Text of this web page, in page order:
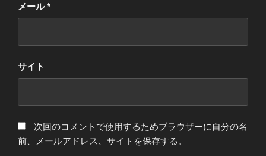
メール*
サイト
次回のコメントで使用するためブラウザーに自分の名
前、メールアドレス、サイトを保存する。